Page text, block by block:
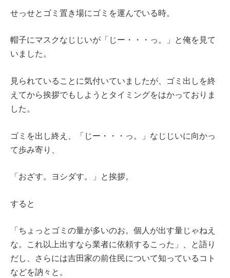
せっせとゴミ置き場にゴミを運んでいる時。
帽子にマスクなじじいが「じー・・・っ。」と俺を見て
いました。
見られていることに気付いていましたが、ゴミ出しを終
えてから挨拶でもしようとタイミングをはかっておりま
した。
ゴミを出し終え、「じー・・・っ。」なじじいに向かっ
て歩み寄り、
「おざす。ヨシダす。」と挨拶。
すると
「ちょっとゴミの量が多いのお。個人が出す量じゃねえ
な。これ以上出すなら業者に依頼するこった」、と語り
だし、さらには吉田家の前住民について知っているコト
などを訥々と。